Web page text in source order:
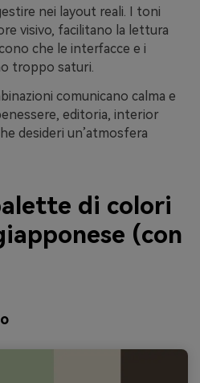
nei layout reali. I toni
visivo, facilitano la lettura
che le interfacce e i
troppo saturi.
comunicano calma e
editoria, interior
desideri un’atmosfera
di colori
(con